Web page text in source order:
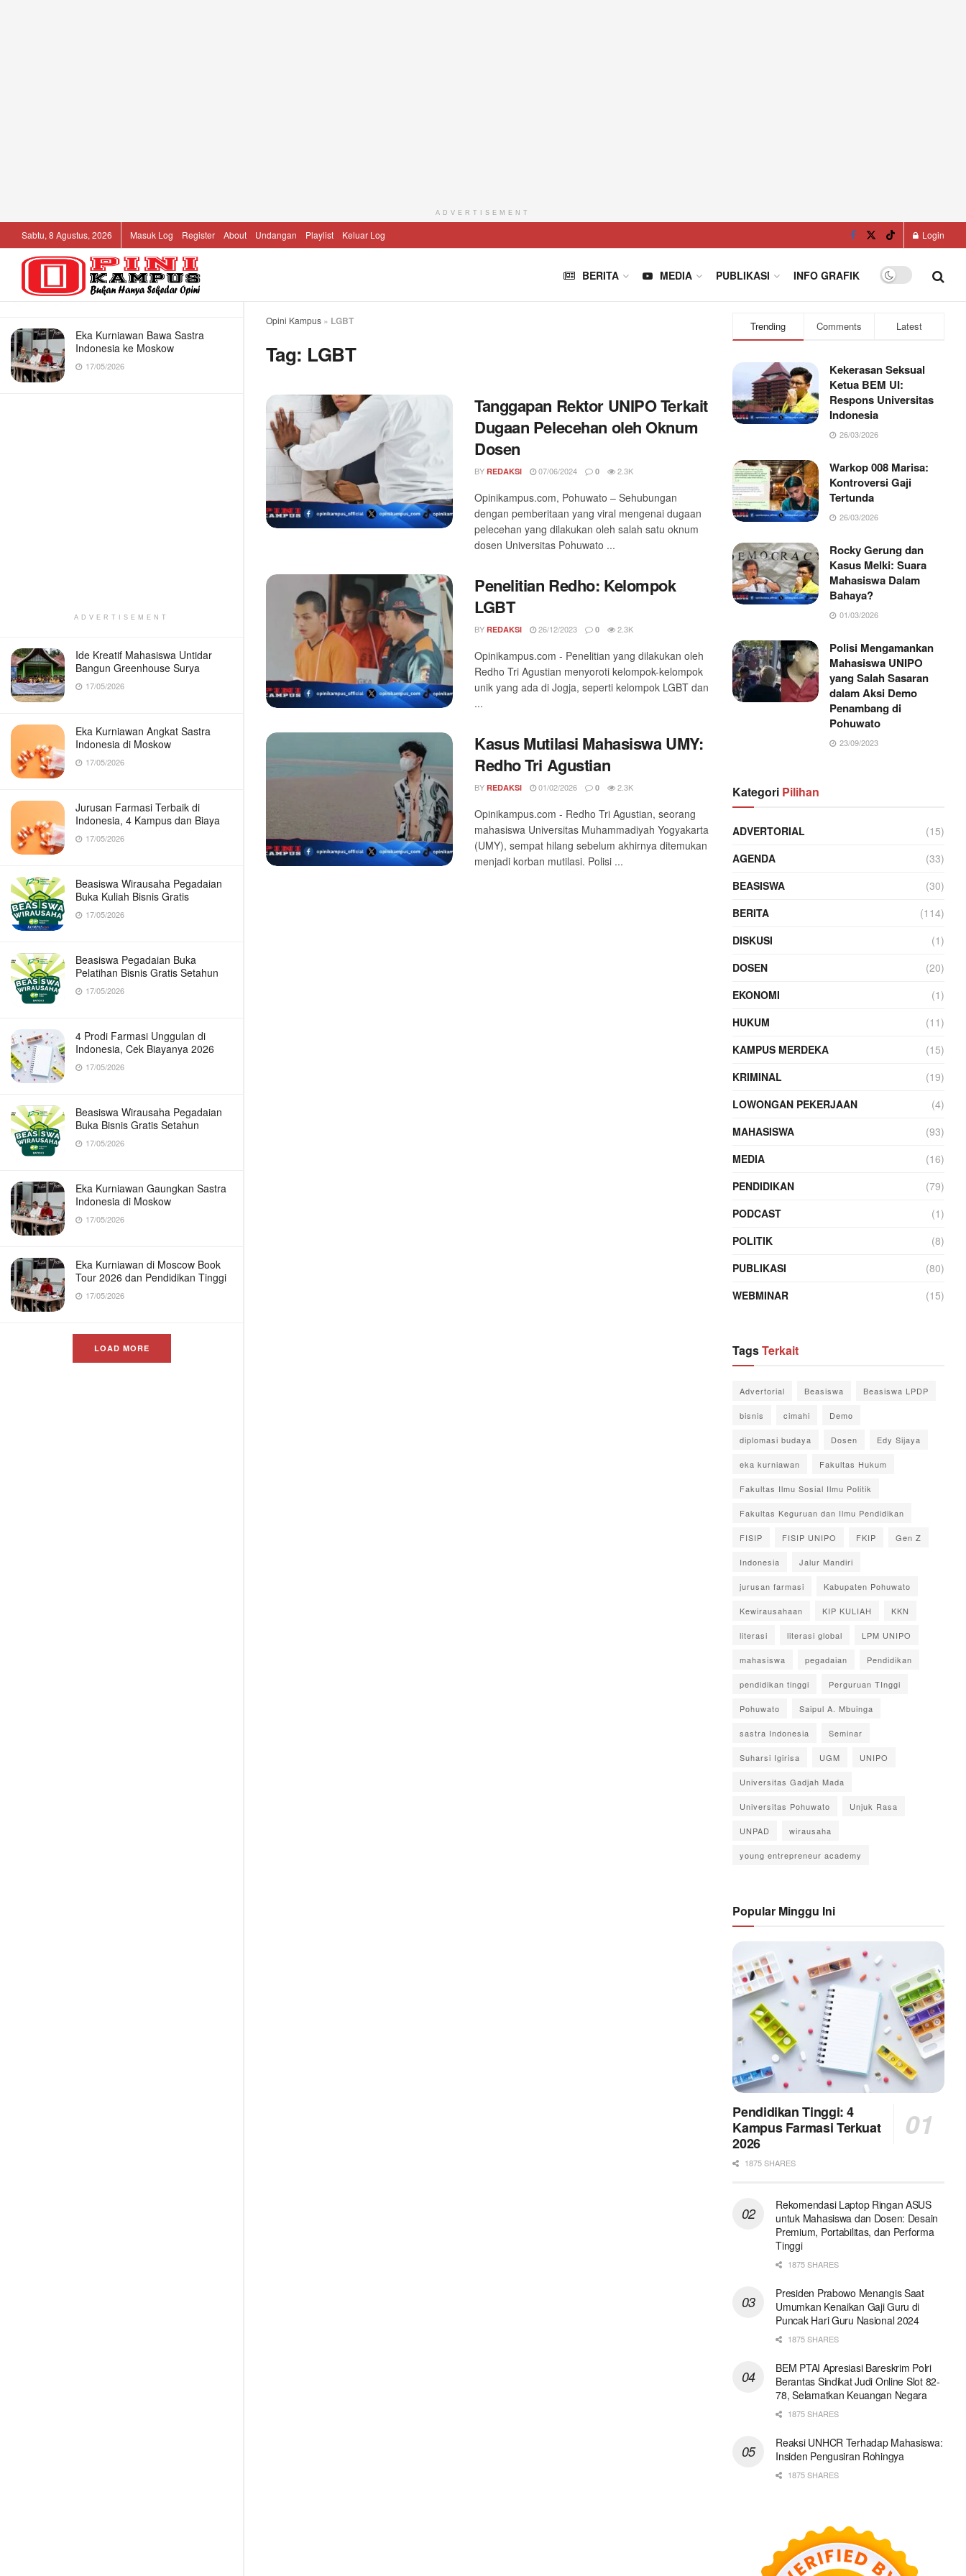
Penghapusan Guru Honorer Bisa
Picu Kekosongan Pengajar
17/05/2026
Eka Kurniawan Bawa Sastra
Indonesia ke Moskow
17/05/2026
ADVERTISEMENT
Ide Kreatif Mahasiswa Untidar
Bangun Greenhouse Surya
17/05/2026
Eka Kurniawan Angkat Sastra
Indonesia di Moskow
17/05/2026
Jurusan Farmasi Terbaik di
Indonesia, 4 Kampus dan Biaya
17/05/2026
Beasiswa Wirausaha Pegadaian
Buka Kuliah Bisnis Gratis
17/05/2026
Beasiswa Pegadaian Buka
Pelatihan Bisnis Gratis Setahun
17/05/2026
4 Prodi Farmasi Unggulan di
Indonesia, Cek Biayanya 2026
17/05/2026
Beasiswa Wirausaha Pegadaian
Buka Bisnis Gratis Setahun
17/05/2026
Eka Kurniawan Gaungkan Sastra
Indonesia di Moskow
17/05/2026
Eka Kurniawan di Moscow Book
Tour 2026 dan Pendidikan Tinggi
17/05/2026
LOAD MORE
ADVERTISEMENT
Sabtu, 8 Agustus, 2026 Masuk Log Register About Undangan Playlist Keluar Log Login
BERITA MEDIA PUBLIKASI INFO GRAFIK
Opini Kampus » LGBT
Tag: LGBT
Tanggapan Rektor UNIPO Terkait
Dugaan Pelecehan oleh Oknum
Dosen
BY REDAKSI 07/06/2024 0 2.3K
Opinikampus.com, Pohuwato – Sehubungan
dengan pemberitaan yang viral mengenai dugaan
pelecehan yang dilakukan oleh salah satu oknum
dosen Universitas Pohuwato ...
Penelitian Redho: Kelompok
LGBT
BY REDAKSI 26/12/2023 0 2.3K
Opinikampus.com - Penelitian yang dilakukan oleh
Redho Tri Agustian menyoroti kelompok-kelompok
unik yang ada di Jogja, seperti kelompok LGBT dan
...
Kasus Mutilasi Mahasiswa UMY:
Redho Tri Agustian
BY REDAKSI 01/02/2026 0 2.3K
Opinikampus.com - Redho Tri Agustian, seorang
mahasiswa Universitas Muhammadiyah Yogyakarta
(UMY), sempat hilang sebelum akhirnya ditemukan
menjadi korban mutilasi. Polisi ...
Trending Comments Latest
Kekerasan Seksual
Ketua BEM UI:
Respons Universitas
Indonesia
26/03/2026
Warkop 008 Marisa:
Kontroversi Gaji
Tertunda
26/03/2026
Rocky Gerung dan
Kasus Melki: Suara
Mahasiswa Dalam
Bahaya?
01/03/2026
Polisi Mengamankan
Mahasiswa UNIPO
yang Salah Sasaran
dalam Aksi Demo
Penambang di
Pohuwato
23/09/2023
Kategori Pilihan
ADVERTORIAL
(15)
AGENDA
(33)
BEASISWA
(30)
BERITA
(114)
DISKUSI
(1)
DOSEN
(20)
EKONOMI
(1)
HUKUM
(11)
KAMPUS MERDEKA
(15)
KRIMINAL
(19)
LOWONGAN PEKERJAAN
(4)
MAHASISWA
(93)
MEDIA
(16)
PENDIDIKAN
(79)
PODCAST
(1)
POLITIK
(8)
PUBLIKASI
(80)
WEBMINAR
(15)
TagsTerkait
Advertorial Beasiswa Beasiswa LPDP
bisnis cimahi Demo
diplomasi budaya Dosen Edy Sijaya
eka kurniawan Fakultas Hukum
Fakultas Ilmu Sosial Ilmu Politik
Fakultas Keguruan dan Ilmu Pendidikan
FISIP FISIP UNIPO FKIP Gen Z
Indonesia Jalur Mandiri
jurusan farmasi Kabupaten Pohuwato
Kewirausahaan KIP KULIAH KKN
literasi literasi global LPM UNIPO
mahasiswa pegadaian Pendidikan
pendidikan tinggi Perguruan TInggi
Pohuwato Saipul A. Mbuinga
sastra Indonesia Seminar
Suharsi Igirisa UGM UNIPO
Universitas Gadjah Mada
Universitas Pohuwato Unjuk Rasa
UNPAD wirausaha
young entrepreneur academy
Popular Minggu Ini
Pendidikan Tinggi: 4
Kampus Farmasi Terkuat
2026
1875 SHARES
Rekomendasi Laptop Ringan ASUS
untuk Mahasiswa dan Dosen: Desain
Premium, Portabilitas, dan Performa
Tinggi
1875 SHARES
Presiden Prabowo Menangis Saat
Umumkan Kenaikan Gaji Guru di
Puncak Hari Guru Nasional 2024
1875 SHARES
BEM PTAI Apresiasi Bareskrim Polri
Berantas Sindikat Judi Online Slot 82-
78, Selamatkan Keuangan Negara
1875 SHARES
Reaksi UNHCR Terhadap Mahasiswa:
Insiden Pengusiran Rohingya
1875 SHARES